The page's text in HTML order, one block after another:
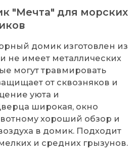
"Мечта" для морских
домик изготовлен из
не имеет металлических
могут травмировать
от сквозняков и
уюта и
широкая, окно
хороший обзор и
в домик. Подходит
и средних грызунов.